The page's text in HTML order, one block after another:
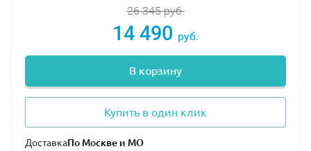
26 345руб.
14 490 руб.
В корзину
Купить в один клик
Доставка